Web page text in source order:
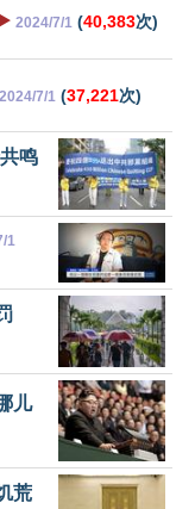
▶️ 2024/7/1 (40,383次)
2024/7/1 (37,221次)
鸣
1
儿
荒